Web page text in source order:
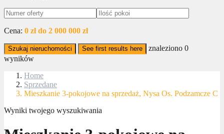
Cena: 0 zł do 2 000 000 zł
Szukaj nieruchomości See first results here znaleziono 0
wyników
Home
Sprzedane
Mieszkanie 3-pokojowe na sprzedaż, Nysa Os. Podzamcze C
Wyniki twojego wyszukiwania